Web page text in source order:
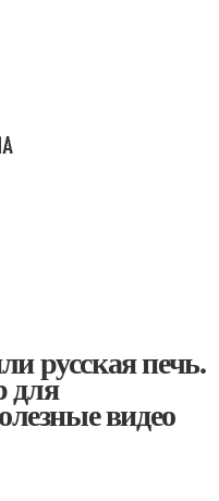
русская печь.
для
видео